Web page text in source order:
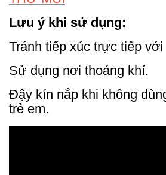
Lưu ý khi sử dụng:
Tránh tiếp xúc trực tiếp với
Sử dụng nơi thoáng khí.
Đậy kín nắp khi không
trẻ em.